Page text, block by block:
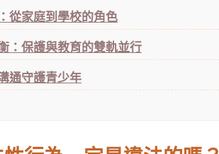
從家庭到學校的角色
：保護與教育的雙軌並行
通守護青少年